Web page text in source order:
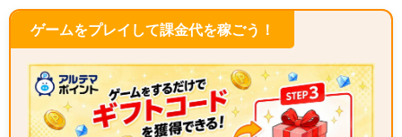
ゲームをプレイして課金代を稼ごう！